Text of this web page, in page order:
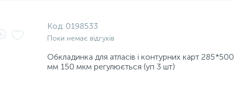
Код: 0198533
Поки немає відгуків
Обкладинка для атласів і контурних карт 285*500
мм 150 мкм регулюється (уп 3 шт)